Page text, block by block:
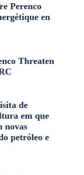
Perenco
en
Threaten
de
em que
novas
petróleo e